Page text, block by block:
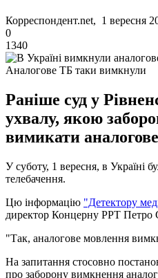
Корреспондент.net, 1 вересня
0
1340
Аналогове ТБ таки вимкнули
Раніше суд у
ухвалу, якою
вимикати
У суботу, 1 вересня, в Україні
телебачення.
Цю інформацію "Детектору
директор Концерну РРТ Петро
"Так, аналогове мовлення
На запитання стосовно
про заборону вимкнення